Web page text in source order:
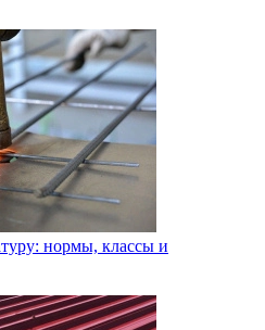
нормы, классы и